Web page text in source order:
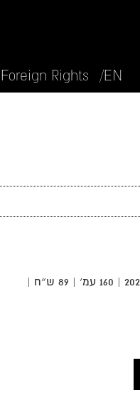
EN/
Foreign Rights /
מספרדית: משה רון | אוגוסט 2023 | 160 עמ׳ | 89 ש״ח |